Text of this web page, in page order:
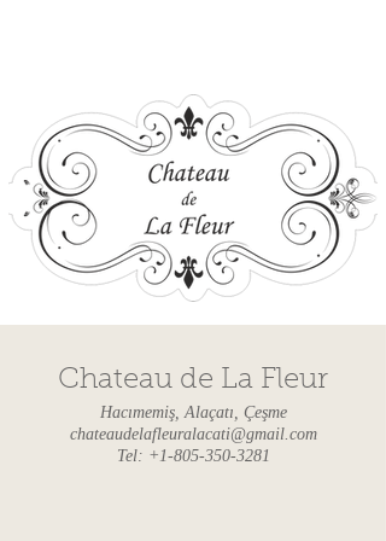
Chateau de La Fleur
Hacımemiş, Alaçatı, Çeşme
chateaudelafleuralacati@gmail.com
Tel: +1-805-350-3281